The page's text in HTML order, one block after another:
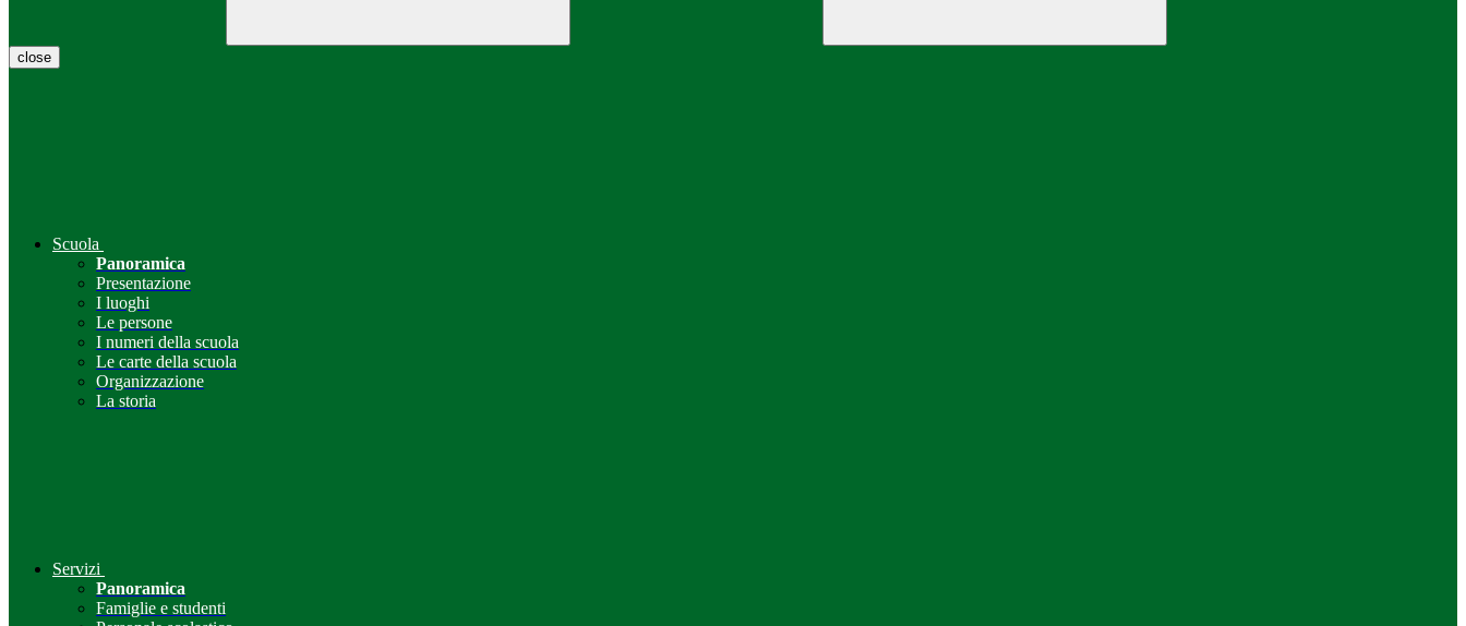
close
Scuola
Panoramica
Presentazione
I luoghi
Le persone
I numeri della scuola
Le carte della scuola
Organizzazione
La storia
Servizi
Panoramica
Famiglie e studenti